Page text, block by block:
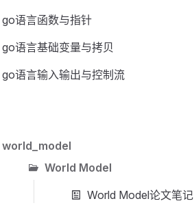
go语言函数与指针
go语言基础变量与拷贝
go语言输入输出与控制流
world_model
World Model
World Model论文笔记